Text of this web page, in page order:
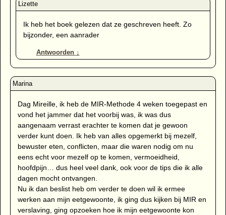
Ik heb het boek gelezen dat ze geschreven heeft. Zo
bijzonder, een aanrader
Antwoorden ↓
Dag Mireille, ik heb de MIR-Methode 4 weken toegepast en
vond het jammer dat het voorbij was, ik was dus
aangenaam verrast erachter te komen dat je gewoon
verder kunt doen. Ik heb van alles opgemerkt bij mezelf,
bewuster eten, conflicten, maar die waren nodig om nu
eens echt voor mezelf op te komen, vermoeidheid,
hoofdpijn… dus heel veel dank, ook voor de tips die ik alle
dagen mocht ontvangen.
Nu ik dan beslist heb om verder te doen wil ik ermee
werken aan mijn eetgewoonte, ik ging dus kijken bij MIR en
verslaving, ging opzoeken hoe ik mijn eetgewoonte kon